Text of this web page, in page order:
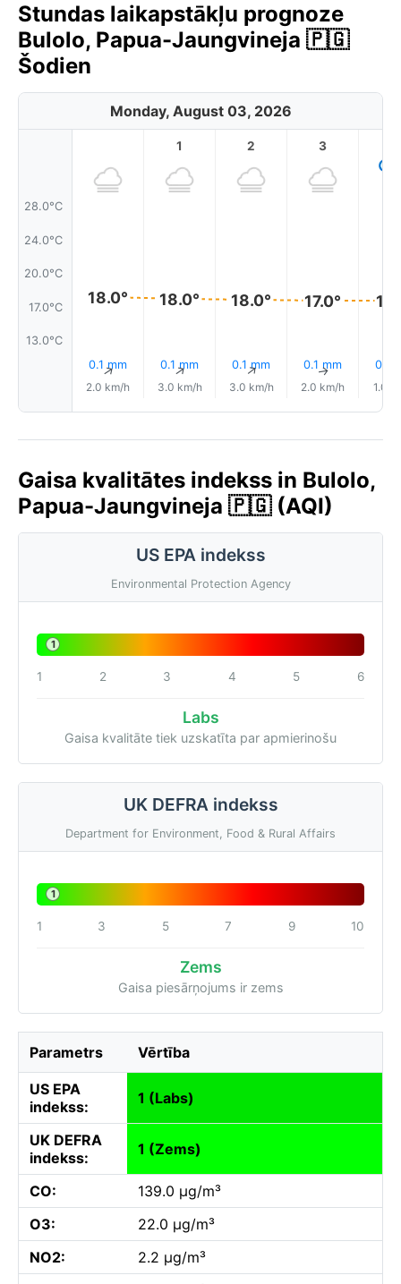
Stundas laikapstākļu prognoze
Bulolo, Papua-Jaungvineja 🇵🇬
Šodien
Monday, August 03, 2026
28.0°C
24.0°C
20.0°C
17.0°C
13.0°C
18.0°
0.1 mm
↑
2.0 km/h
1
18.0°
0.1 mm
↑
3.0 km/h
2
18.0°
0.1 mm
↑
3.0 km/h
3
17.0°
0.1 mm
↑
2.0 km/h
0.1
1.0
Gaisa kvalitātes indekss in Bulolo,
Papua-Jaungvineja 🇵🇬 (AQI)
US EPA indekss
Environmental Protection Agency
1
1 2 3 4 5 6
Labs
Gaisa kvalitāte tiek uzskatīta par apmierinošu
UK DEFRA indekss
Department for Environment, Food & Rural Affairs
1
1 3 5 7 9 10
Zems
Gaisa piesārņojums ir zems
Parametrs Vērtība
US EPA
indekss:
1 (Labs)
UK DEFRA
indekss:
1 (Zems)
CO:
139.0 µg/m³
O3:
22.0 µg/m³
NO2:
2.2 µg/m³